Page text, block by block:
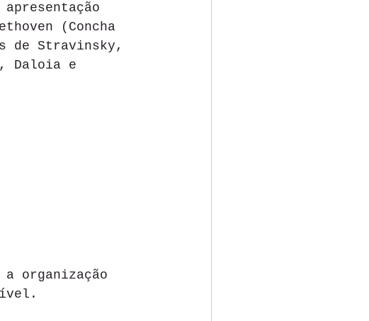
(Concha
de Stravinsky,
Daloia e
organização